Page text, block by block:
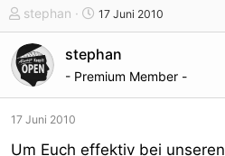
T
h
e
m
e
s
t
stephan
S
t
a
t
17 Juni 2010
stephan
- Premium Member -
17 Juni 2010
Um Euch effektiv bei unseren